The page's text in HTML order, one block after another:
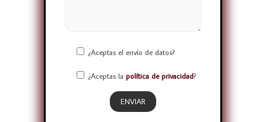
¿Aceptas el envío de datos?
¿Aceptas la política de privacidad?